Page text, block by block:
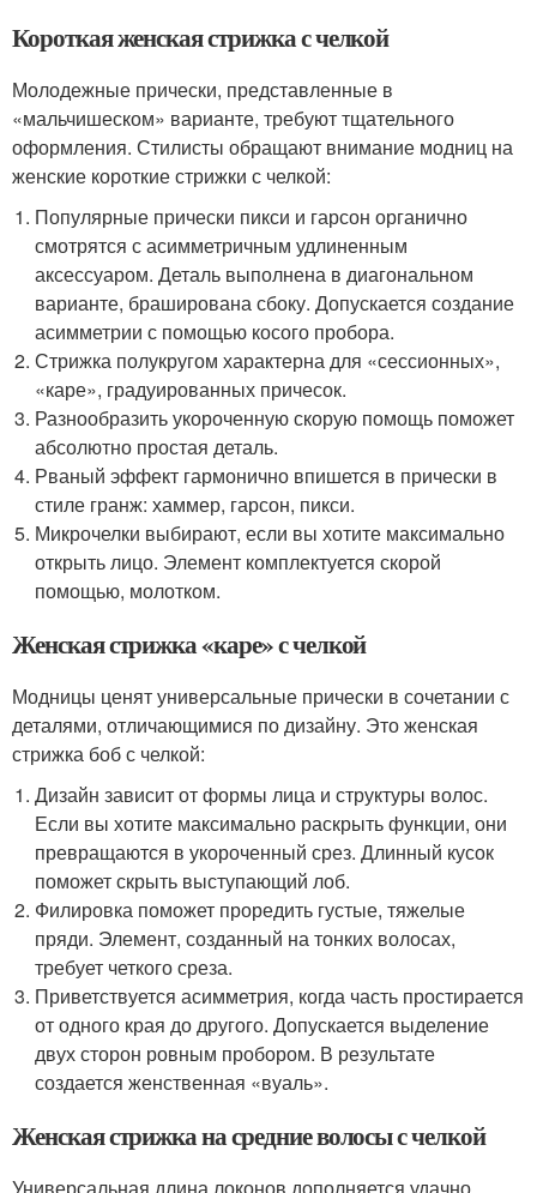
Короткая женская стрижка с челкой
Молодежные прически, представленные в
«мальчишеском» варианте, требуют тщательного
оформления. Стилисты обращают внимание модниц на
женские короткие стрижки с челкой:
Популярные прически пикси и гарсон органично
смотрятся с асимметричным удлиненным
аксессуаром. Деталь выполнена в диагональном
варианте, браширована сбоку. Допускается создание
асимметрии с помощью косого пробора.
Стрижка полукругом характерна для «сессионных»,
«каре», градуированных причесок.
Разнообразить укороченную скорую помощь поможет
абсолютно простая деталь.
Рваный эффект гармонично впишется в прически в
стиле гранж: хаммер, гарсон, пикси.
Микрочелки выбирают, если вы хотите максимально
открыть лицо. Элемент комплектуется скорой
помощью, молотком.
Женская стрижка «каре» с челкой
Модницы ценят универсальные прически в сочетании с
деталями, отличающимися по дизайну. Это женская
стрижка боб с челкой:
Дизайн зависит от формы лица и структуры волос.
Если вы хотите максимально раскрыть функции, они
превращаются в укороченный срез. Длинный кусок
поможет скрыть выступающий лоб.
Филировка поможет проредить густые, тяжелые
пряди. Элемент, созданный на тонких волосах,
требует четкого среза.
Приветствуется асимметрия, когда часть простирается
от одного края до другого. Допускается выделение
двух сторон ровным пробором. В результате
создается женственная «вуаль».
Женская стрижка на средние волосы с челкой